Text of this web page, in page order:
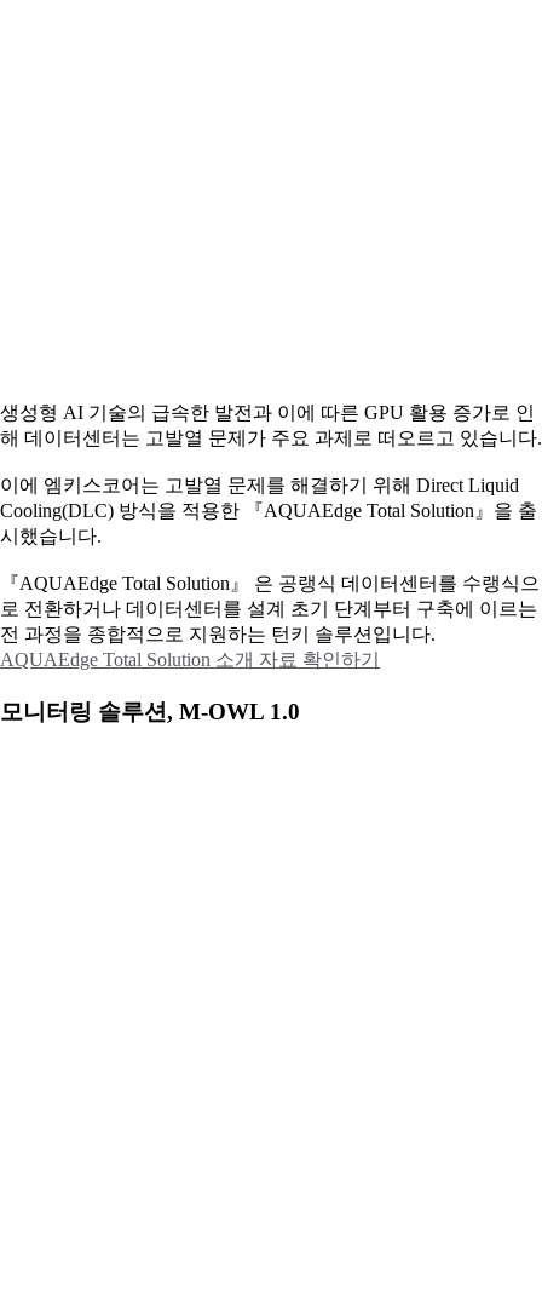
생성형 AI 기술의 급속한 발전과 이에 따른 GPU 활용 증가로 인
해 데이터센터는 고발열 문제가 주요 과제로 떠오르고 있습니다.
이에 엠키스코어는 고발열 문제를 해결하기 위해 Direct Liquid
Cooling(DLC) 방식을 적용한 『AQUAEdge Total Solution』을 출
시했습니다.
『AQUAEdge Total Solution』 은 공랭식 데이터센터를 수랭식으
로 전환하거나 데이터센터를 설계 초기 단계부터 구축에 이르는
전 과정을 종합적으로 지원하는 턴키 솔루션입니다.
AQUAEdge Total Solution 소개 자료 확인하기
모니터링 솔루션, M-OWL 1.0